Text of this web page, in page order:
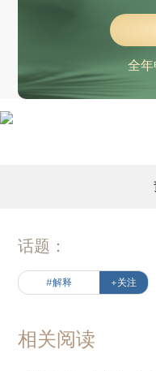
全
话题：
#解释 +关注
相关阅读